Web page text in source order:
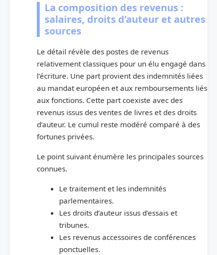
La composition des revenus :
salaires, droits d’auteur et autres
sources
Le détail révèle des postes de revenus
relativement classiques pour un élu engagé dans
l’écriture. Une part provient des indemnités liées
au mandat européen et aux remboursements liés
aux fonctions. Cette part coexiste avec des
revenus issus des ventes de livres et des droits
d’auteur. Le cumul reste modéré comparé à des
fortunes privées.
Le point suivant énumère les principales sources
connues.
Le traitement et les indemnités
parlementaires.
Les droits d’auteur issus d’essais et
tribunes.
Les revenus accessoires de conférences
ponctuelles.